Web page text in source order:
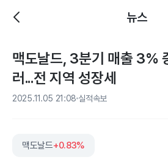
뉴스
맥도날드, 3분기 매출 3%
러...전 지역 성장세
2025.11.05 21:08 실적속보
맥도날드+0.83%